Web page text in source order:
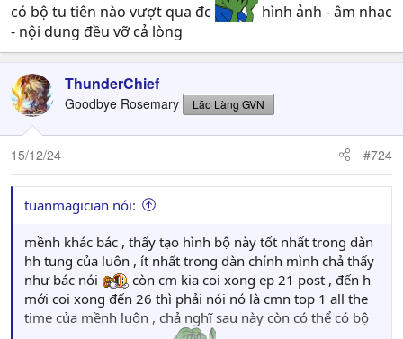
có bộ tu tiên nào vượt qua đc
hình ảnh - âm nhạc
- nội dung đều vỡ cả lòng
ThunderChief
Goodbye Rosemary Lão Làng GVN
15/12/24 #724
tuanmagician nói:
mềnh khác bác , thấy tạo hình bộ này tốt nhất trong dàn
hh tung của luôn , ít nhất trong dàn chính mình chả thấy
như bác nói
còn cm kia coi xong ep 21 post , đến h
mới coi xong đến 26 thì phải nói nó là cmn top 1 all the
time của mềnh luôn , chả nghĩ sau này còn có thể có bộ